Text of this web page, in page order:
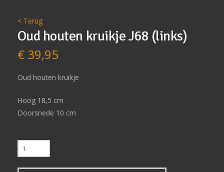
< Terug
Oud houten kruikje J68 (links)
€39,95
Oud houten kruikje
Hoog 18,5 cm
Doorsnede 10 cm
Oud
houten